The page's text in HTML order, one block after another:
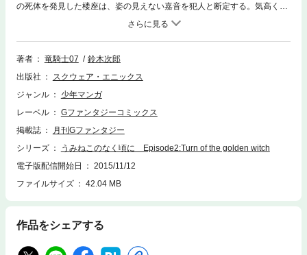
の死体を発見した楼座は、姿の見えない嘉音を犯人と断定する。気高く最
後まで魔女に立ち向かった嘉音の亡骸はどこに消えたのか。朱志香の魂は
嘉音を詰る生存者達に悲痛な反論を唱えるが……。狼と羊のパズルになぞ
らえ楼座は生存者達を二つに分かつ。暴風と降雨の狂想曲の中、黄金郷へ
の道が刻まれし碑文に従いひとつ、またひとつ、死体は積み重なってい
Suzuki
著者 竜騎士07
鈴木次郎
出版社
スクウェア・エニックス
ジャンル
少年マンガ
レーベル
Gファンタジーコミックス
掲載誌
月刊Gファンタジー
シリーズ
うみねこのなく頃に Episode2:Turn of the golden witch
電子版配信開始日
2015/11/12
ファイルサイズ
42.04 MB
作品をシェアする